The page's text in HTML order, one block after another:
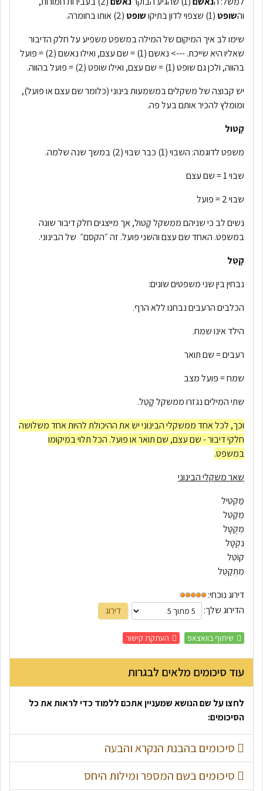
והשופט (1) שצפוי לדון בתיקו שופט (2) אותו בחומרה.
שימו לב איך המיקום של המילה במשפט משפיע על חלק הדיבור
שאליו היא שייכת. ---> נאשם (1) = שם עצם, ואילו נאשם (2) = פועל
בהווה, ולכן גם שופט (1) = שם עצם, ואילו שופט (2) = פועל בהווה.
יש קבוצה של משקלים במשמעות בינוני (כלומר שם עצם או פועל),
ומומלץ להכיר אותם בעל פה.
קָטוּל
משפט לדוגמה: השבוי (1) כבר שבוי (2) במשך שנה שלמה.
שבוי 1 = שם עצם
שבוי 2 = פועל
נשים לב כי שניהם ממשקל קָטוּל, אך מייצגים חלק דיבור שונה
במשפט. האחד שם עצם והשני פועל. זה ״הקסם״ של הבינוני.
קָטֵל
נבחין בין שני משפטים שונים:
הכלבים הרעבים נבחנו ללא הרף.
הילד אינו שמח.
רעבים = שם תואר
שמח = פועל מצב
שתי המילים נגזרו ממשקל קָטֵל.
וכך, לכל אחד ממשקלי הבינוני יש את ההיכולת להיות אחד משלושה
חלקי דיבור - שם עצם, שם תואר או פועל. הכל תלוי במיקומו
במשפט.
שאר משקלי הבינוני
מַקְטִיל
מְקַטֵּל
מְקֻטָּל
נִקְטָל
קוֹטֵל
מִתְקַטֵּל
דירוג נוכחי:
הדירוג שלך:
שיתוף בוואצאפ העתקת קישור
עוד סיכומים מלאים לבגרות
לחצו על שם הנושא שמעניין אתכם ללמוד כדי לראות את כל
הסיכומים:
סיכומים בהבנת הנקרא והבעה
סיכום האמצעים הרטוריים בטקסט
סיכומים בשם המספר ומילות היחס